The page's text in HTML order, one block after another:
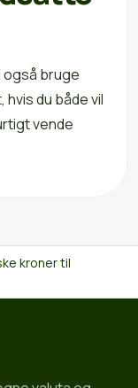
også bruge
hvis du både vil
vende
kroner til